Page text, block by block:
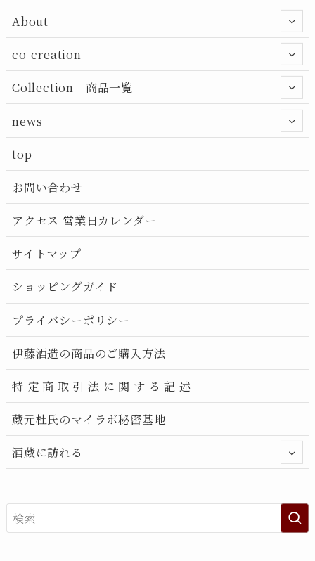
About
co-creation
Collection 商品一覧
news
top
お問い合わせ
アクセス 営業日カレンダー
サイトマップ
ショッピングガイド
プライバシーポリシー
伊藤酒造の商品のご購入方法
特 定 商 取 引 法 に 関 す る 記 述
蔵元杜氏のマイラボ秘密基地
酒蔵に訪れる